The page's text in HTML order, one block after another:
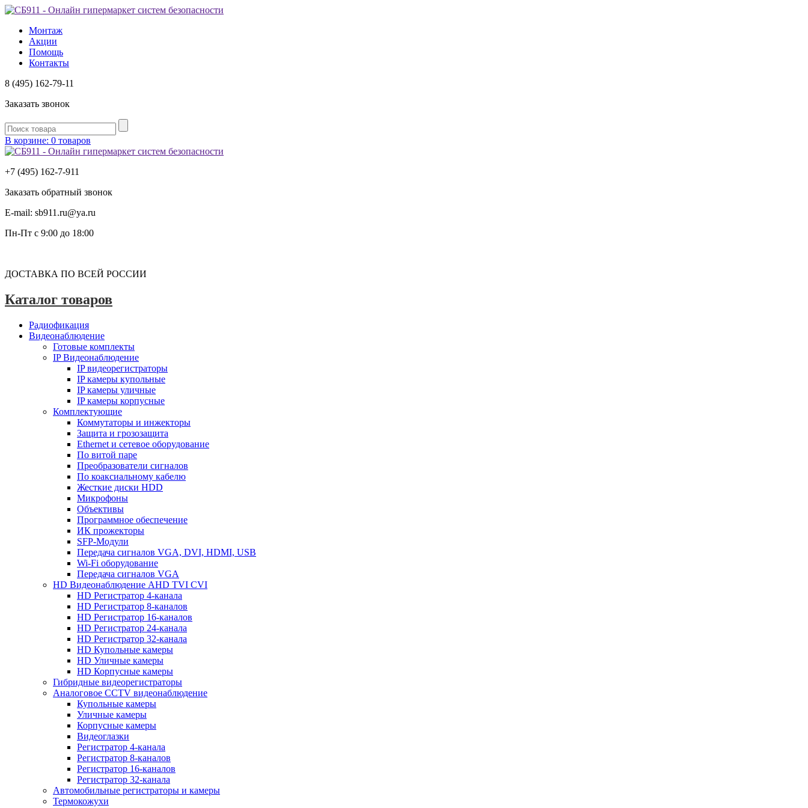
Монтаж
Акции
Помощь
Контакты
8 (495) 162-79-11
Заказать звонок
В корзине: 0 товаров
+7 (495) 162-7-911
Заказать обратный звонок
E-mail: sb911.ru@ya.ru
Пн-Пт с 9:00 до 18:00
ДОСТАВКА ПО ВСЕЙ РОССИИ
Каталог товаров
Радиофикация
Видеонаблюдение
Готовые комплекты
IP Видеонаблюдение
IP видеорегистраторы
IP камеры купольные
IP камеры уличные
IP камеры корпусные
Комплектующие
Коммутаторы и инжекторы
Защита и грозозащита
Ethernet и сетевое оборудование
По витой паре
Преобразователи сигналов
По коаксиальному кабелю
Жесткие диски HDD
Микрофоны
Объективы
Программное обеспечение
ИК прожекторы
SFP-Модули
Передача сигналов VGA, DVI, HDMI, USB
Wi-Fi оборудование
Передача сигналов VGA
HD Видеонаблюдение AHD TVI CVI
HD Регистратор 4-канала
HD Регистратор 8-каналов
HD Регистратор 16-каналов
HD Регистратор 24-канала
HD Регистратор 32-канала
HD Купольные камеры
HD Уличные камеры
HD Корпусные камеры
Гибридные видеорегистраторы
Аналоговое CCTV видеонаблюдение
Купольные камеры
Уличные камеры
Корпусные камеры
Видеоглазки
Регистратор 4-канала
Регистратор 8-каналов
Регистратор 16-каналов
Регистратор 32-канала
Автомобильные регистраторы и камеры
Термокожухи